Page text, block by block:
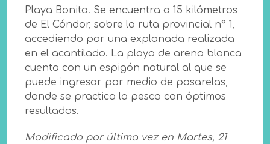
Playa Bonita. Se encuentra a 15 kilómetros
de El Cóndor, sobre la ruta provincial n° 1,
accediendo por una explanada realizada
en el acantilado. La playa de arena blanca
cuenta con un espigón natural al que se
puede ingresar por medio de pasarelas,
donde se practica la pesca con óptimos
resultados.
Modificado por última vez en Martes, 21